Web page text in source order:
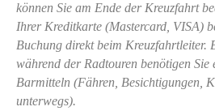
können Sie am Ende der Kreuzfahrt
Ihrer Kreditkarte (Mastercard, VISA)
Buchung direkt beim Kreuzfahrtleiter.
während der Radtouren benötigen Sie
Barmitteln (Fähren, Besichtigungen,
unterwegs).